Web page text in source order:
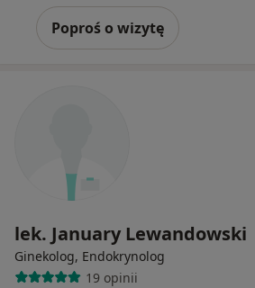
Poproś o wizytę
lek. January Lewandowski
Ginekolog, Endokrynolog
19 opinii